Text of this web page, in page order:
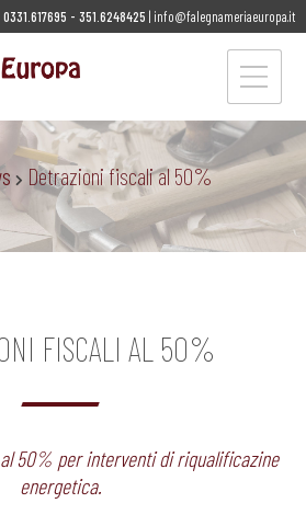
0331.617695 - 351.6248425 | info@falegnameriaeuropa.it
Detrazioni fiscali al 50%
FISCALI AL 50%
50% per interventi di riqualificazine
energetica.